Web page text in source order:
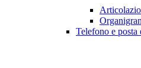
Telefono e posta